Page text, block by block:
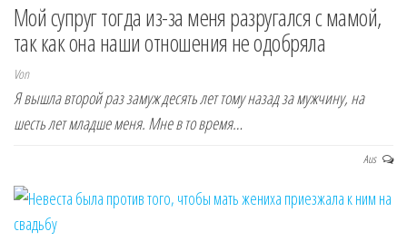
Мой супруг тогда из-за меня разругался с мамой,
так как она наши отношения не одобряла
Von
Я вышла второй раз замуж десять лет тому назад за мужчину, на
шесть лет младше меня. Мне в то время…
Aus